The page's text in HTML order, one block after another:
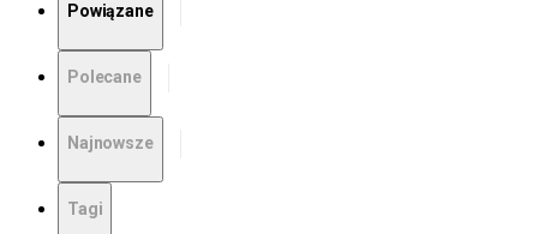
Powiązane
Polecane
Najnowsze
Tagi